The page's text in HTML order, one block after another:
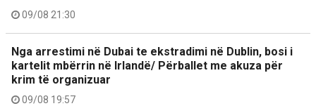
09/08 21:30
Nga arrestimi në Dubai te ekstradimi në Dublin, bosi i
kartelit mbërrin në Irlandë/ Përballet me akuza për
krim të organizuar
09/08 19:57